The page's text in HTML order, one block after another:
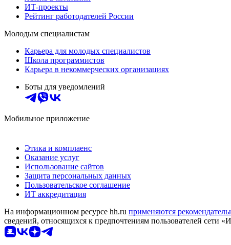
ИТ-проекты
Рейтинг работодателей России
Молодым специалистам
Карьера для молодых специалистов
Школа программистов
Карьера в некоммерческих организациях
Боты для уведомлений
Мобильное приложение
Этика и комплаенс
Оказание услуг
Использование сайтов
Защита персональных данных
Пользовательское соглашение
ИТ аккредитация
На информационном ресурсе hh.ru применяются
сведений, относящихся к предпочтениям пользователей сети